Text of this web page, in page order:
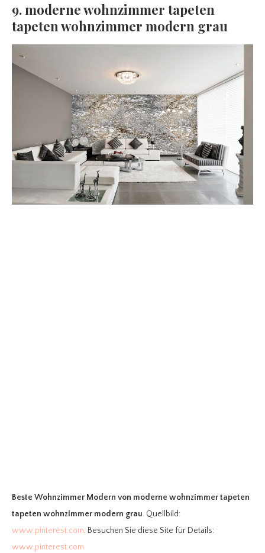
9. moderne wohnzimmer tapeten
tapeten wohnzimmer modern grau
Beste Wohnzimmer Modern von moderne wohnzimmer tapeten
tapeten wohnzimmer modern grau. Quellbild:
www.pinterest.com. Besuchen Sie diese Site für Details:
www.pinterest.com